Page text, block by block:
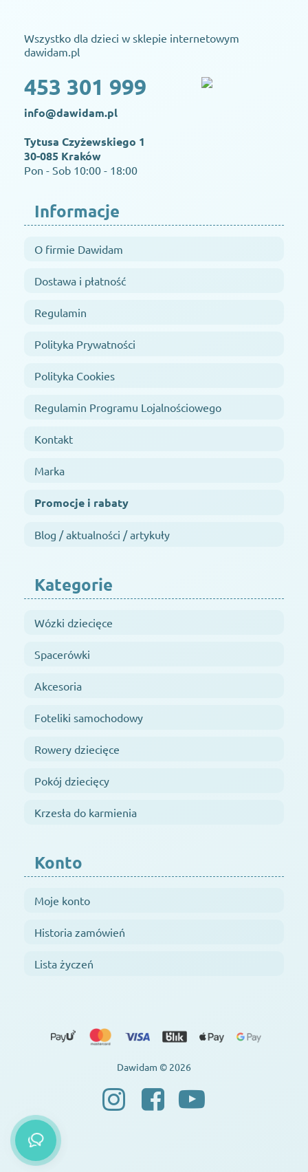
Wszystko dla dzieci w sklepie internetowym
dawidam.pl
453 301 999
info@dawidam.pl
Tytusa Czyżewskiego 1
30-085 Kraków
Pon - Sob 10:00 - 18:00
Informacje
O firmie Dawidam
Dostawa i płatność
Regulamin
Polityka Prywatności
Polityka Cookies
Regulamin Programu Lojalnościowego
Kontakt
Marka
Promocje i rabaty
Blog / aktualności / artykuły
Kategorie
Wózki dziecięce
Spacerówki
Akcesoria
Foteliki samochodowy
Rowery dziecięce
Pokój dziecięcy
Krzesła do karmienia
Konto
Moje konto
Historia zamówień
Lista życzeń
Dawidam © 2026